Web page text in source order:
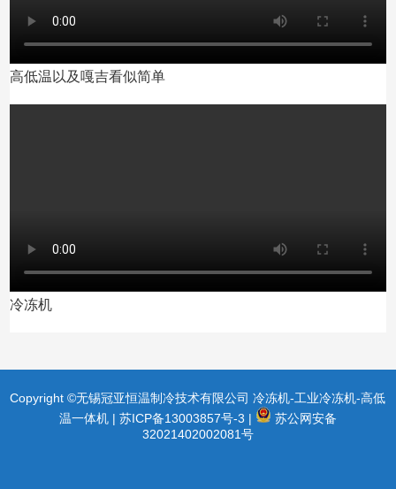
高低温以及嘎吉看似简单
冷冻机
Copyright ©无锡冠亚恒温制冷技术有限公司 冷冻机-工业冷冻机-高低
温一体机 | 苏ICP备13003857号-3 |
苏公网安备
32021402002081号